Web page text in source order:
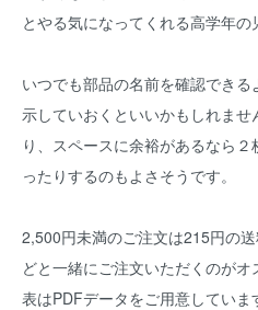
とやる気になってくれる高学年の
いつでも部品の名前を確認でき
示していおくといいかもしれま
り、スペースに余裕があるなら
ったりするのもよさそうです。
2,500円未満のご注文は215円の
どと一緒にご注文いただくのが
表はPDFデータをご用意してい